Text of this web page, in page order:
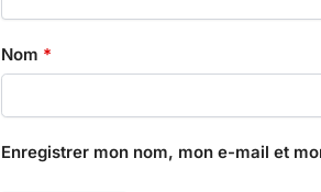
Nom *
Enregistrer mon nom, mon e-mail et